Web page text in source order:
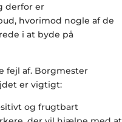
derfor er
hvorimod nogle af de
i at byde på
fejl af. Borgmester
er vigtigt:
og frugtbart